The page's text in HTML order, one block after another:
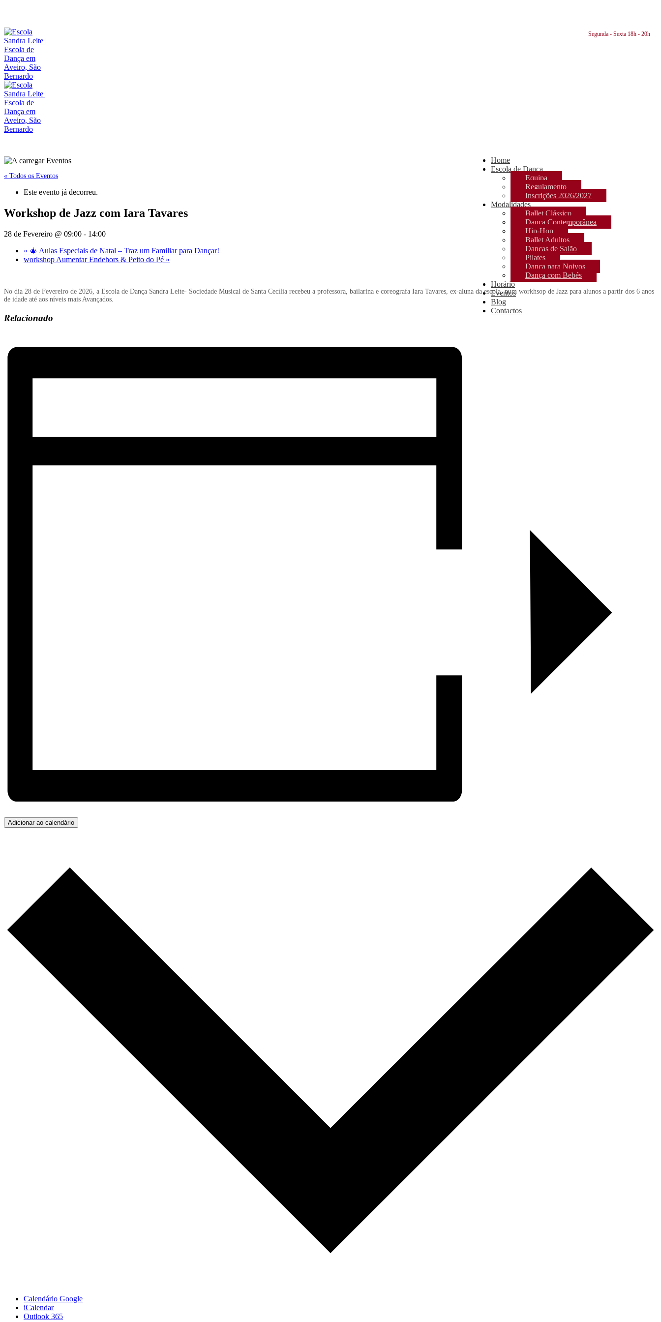
Segunda - Sexta 18h - 20h
Home
Escola de Dança
Equipa
Regulamento
Inscrições 2026/2027
Modalidades
Ballet Clássico
Dança Contemporânea
Hip-Hop
Ballet Adultos
Danças de Salão
Pilates
Dança para Noivos
Dança com Bebés
Horário
Eventos
Blog
Contactos
« Todos os Eventos
Este evento já decorreu.
Workshop de Jazz com Iara Tavares
28 de Fevereiro @ 09:00 - 14:00
« 🎄 Aulas Especiais de Natal – Traz um Familiar para Dançar!
workshop Aumentar Endehors & Peito do Pé »
No dia 28 de Fevereiro de 2026, a Escola de Dança Sandra Leite- Sociedade Musical de Santa Cecília recebeu a professora, bailarina e coreografa Iara Tavares, ex-aluna da escola, num workhsop de Jazz para alunos a partir dos 6 anos
de idade até aos níveis mais Avançados.
Relacionado
Adicionar ao calendário
Calendário Google
iCalendar
Outlook 365